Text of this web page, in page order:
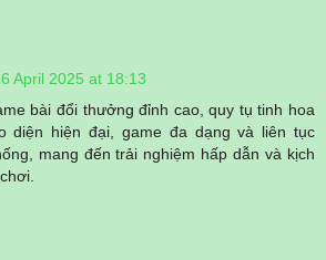
April 2025 at 18:13
bài đổi thưởng đỉnh cao, quy tụ tinh hoa
diện hiện đại, game đa dạng và liên tục
mang đến trải nghiệm hấp dẫn và kịch